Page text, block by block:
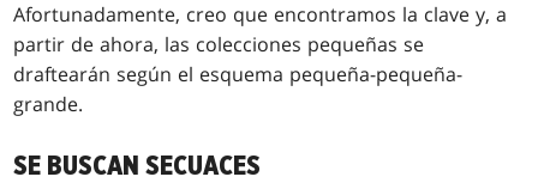
Afortunadamente, creo que encontramos la clave y, a
partir de ahora, las colecciones pequeñas se
draftearán según el esquema pequeña-pequeña-
grande.
SE BUSCAN SECUACES